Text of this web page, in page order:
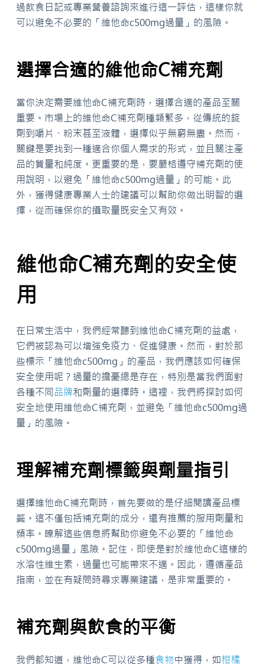
過飲食日記或專業營養諮詢來進行這一評估，這樣你就
可以避免不必要的「維他命c500mg過量」的風險。
選擇合適的維他命C補充劑
當你決定需要維他命C補充劑時，選擇合適的產品至關
重要。市場上的維他命C補充劑種類繁多，從傳統的錠
劑到嚼片、粉末甚至液體，選擇似乎無窮無盡。然而，
關鍵是要找到一種適合你個人需求的形式，並且關注產
品的質量和純度。更重要的是，要嚴格遵守補充劑的使
用說明，以避免「維他命c500mg過量」的可能。此
外，獲得健康專業人士的建議可以幫助你做出明智的選
擇，從而確保你的攝取量既安全又有效。
維他命C補充劑的安全使
用
在日常生活中，我們經常聽到維他命C補充劑的益處，
它們被認為可以增強免疫力、促進健康。然而，對於那
些標示「維他命c500mg」的產品，我們應該如何確保
安全使用呢？過量的擔憂總是存在，特別是當我們面對
各種不同品牌和劑量的選擇時。這裡，我們將探討如何
安全地使用維他命C補充劑，並避免「維他命c500mg過
量」的風險。
理解補充劑標籤與劑量指引
選擇維他命C補充劑時，首先要做的是仔細閱讀產品標
籤。這不僅包括補充劑的成分，還有推薦的服用劑量和
頻率。瞭解這些信息將幫助你避免不必要的「維他命
c500mg過量」風險。記住，即使是對於維他命C這樣的
水溶性維生素，過量也可能帶來不適。因此，遵循產品
指南，並在有疑問時尋求專業建議，是非常重要的。
補充劑與飲食的平衡
我們都知道，維他命C可以從多種食物中獲得，如柑橘